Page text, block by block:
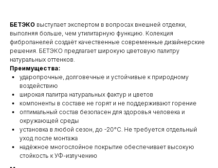
БЕТЭКО выступает экспертом в вопросах внешней отделки,
выполняя больше, чем утилитарную функцию. Колекция
фибропанелей создаёт качественные современные дизайнерские
решения. БЕТЭКО предлагает широкую цветовую палитру
натуральных оттенков.
Преимущества:
ударопрочные, долговечные и устойчивые к природному
воздействию
широкая палитра натуральных фактур и цветов
компоненты в составе не горят и не поддерживают горение
оптимальный состав безопасен для здоровья человека и
окружающей среды
установка в любой сезон, до -20°С. Не требуется отдельный
уход после монтажа
надёжное многослойное покрытие обеспечивает высокую
стойкость к УФ-излучению